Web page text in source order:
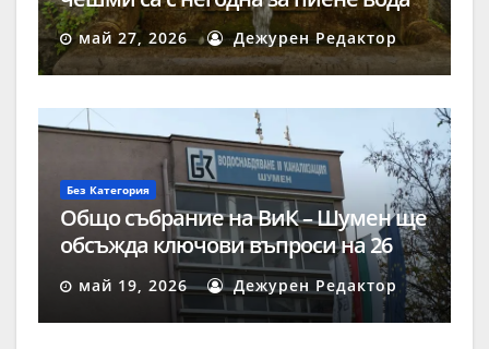
май 27, 2026 Дежурен Редактор
Без Категория
Общо събрание на ВиК – Шумен ще
обсъжда ключови въпроси на 26
май 19, 2026 Дежурен Редактор